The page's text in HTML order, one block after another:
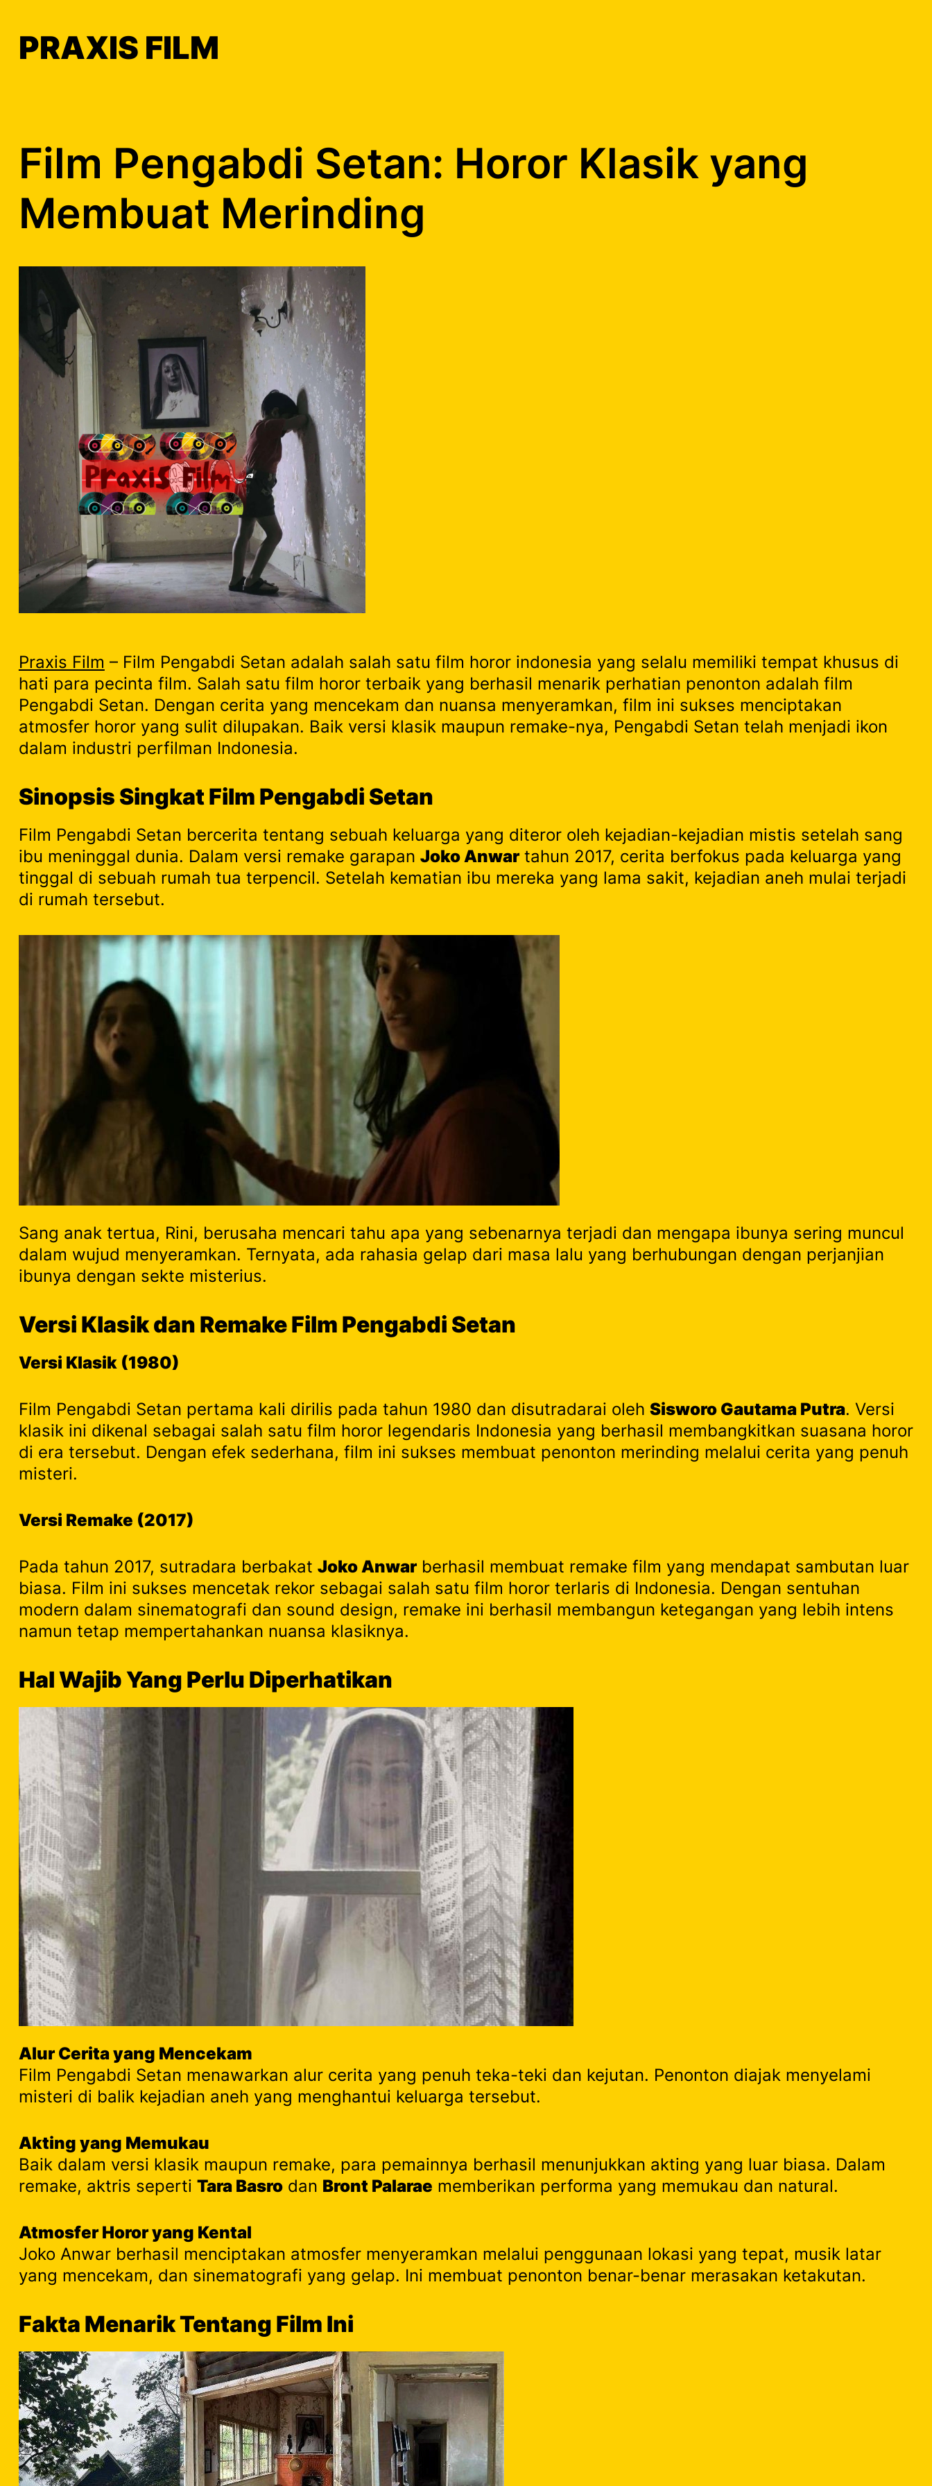
content
PRAXIS FILM
Film Pengabdi Setan: Horor Klasik yang
Membuat Merinding
Praxis Film – Film Pengabdi Setan adalah salah satu film horor indonesia yang selalu memiliki tempat khusus di
hati para pecinta film. Salah satu film horor terbaik yang berhasil menarik perhatian penonton adalah film
Pengabdi Setan. Dengan cerita yang mencekam dan nuansa menyeramkan, film ini sukses menciptakan
atmosfer horor yang sulit dilupakan. Baik versi klasik maupun remake-nya, Pengabdi Setan telah menjadi ikon
dalam industri perfilman Indonesia.
Sinopsis Singkat Film Pengabdi Setan
Film Pengabdi Setan bercerita tentang sebuah keluarga yang diteror oleh kejadian-kejadian mistis setelah sang
ibu meninggal dunia. Dalam versi remake garapan Joko Anwartahun 2017, cerita berfokus pada keluarga yang
tinggal di sebuah rumah tua terpencil. Setelah kematian ibu mereka yang lama sakit, kejadian aneh mulai terjadi
di rumah tersebut.
Sang anak tertua, Rini, berusaha mencari tahu apa yang sebenarnya terjadi dan mengapa ibunya sering muncul
dalam wujud menyeramkan. Ternyata, ada rahasia gelap dari masa lalu yang berhubungan dengan perjanjian
ibunya dengan sekte misterius.
Versi Klasik dan Remake Film Pengabdi Setan
Versi Klasik (1980)
Film Pengabdi Setan pertama kali dirilis pada tahun 1980 dan disutradarai oleh Sisworo Gautama Putra. Versi
klasik ini dikenal sebagai salah satu film horor legendaris Indonesia yang berhasil membangkitkan suasana horor
di era tersebut. Dengan efek sederhana, film ini sukses membuat penonton merinding melalui cerita yang penuh
misteri.
Versi Remake (2017)
Pada tahun 2017, sutradara berbakat Joko Anwarberhasil membuat remake film yang mendapat sambutan luar
biasa. Film ini sukses mencetak rekor sebagai salah satu film horor terlaris di Indonesia. Dengan sentuhan
modern dalam sinematografi dan sound design, remake ini berhasil membangun ketegangan yang lebih intens
namun tetap mempertahankan nuansa klasiknya.
Hal Wajib Yang Perlu Diperhatikan
Alur Cerita yang Mencekam
Film Pengabdi Setan menawarkan alur cerita yang penuh teka-teki dan kejutan. Penonton diajak menyelami
misteri di balik kejadian aneh yang menghantui keluarga tersebut.
Akting yang Memukau
Baik dalam versi klasik maupun remake, para pemainnya berhasil menunjukkan akting yang luar biasa. Dalam
remake, aktris seperti Tara Basrodan Bront Palarae memberikan performa yang memukau dan natural.
Atmosfer Horor yang Kental
Joko Anwar berhasil menciptakan atmosfer menyeramkan melalui penggunaan lokasi yang tepat, musik latar
yang mencekam, dan sinematografi yang gelap. Ini membuat penonton benar-benar merasakan ketakutan.
Fakta Menarik Tentang Film Ini